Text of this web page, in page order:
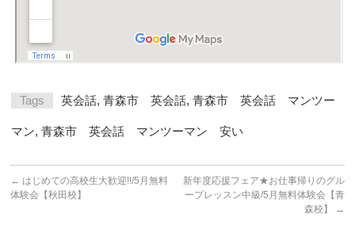
Tags 英会話,青森市 英会話,青森市 英会話 マンツー
マン,青森市 英会話 マンツーマン 安い
← はじめての高校生大歓迎!!/5月無料
体験会【秋田校】
新年度応援フェア★お仕事帰りのグル
ープレッスン中級/5月無料体験会【青
森校】
→